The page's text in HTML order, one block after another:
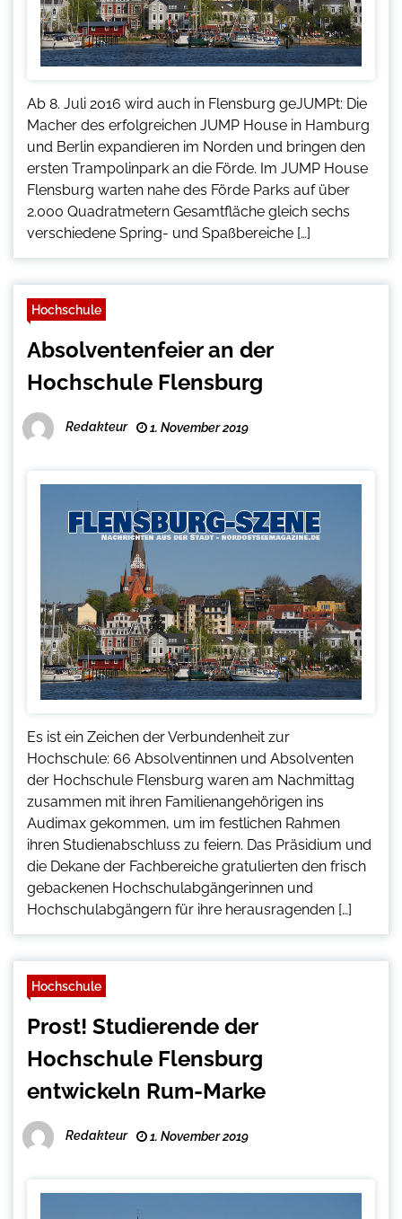
Ab 8. Juli 2016 wird auch in Flensburg geJUMPt: Die
Macher des erfolgreichen JUMP House in Hamburg
und Berlin expandieren im Norden und bringen den
ersten Trampolinpark an die Förde. Im JUMP House
Flensburg warten nahe des Förde Parks auf über
2.000 Quadratmetern Gesamtfläche gleich sechs
verschiedene Spring- und Spaßbereiche […]
Hochschule
Absolventenfeier an der
Hochschule Flensburg
Redakteur 1. November 2019
Es ist ein Zeichen der Verbundenheit zur
Hochschule: 66 Absolventinnen und Absolventen
der Hochschule Flensburg waren am Nachmittag
zusammen mit ihren Familienangehörigen ins
Audimax gekommen, um im festlichen Rahmen
ihren Studienabschluss zu feiern. Das Präsidium und
die Dekane der Fachbereiche gratulierten den frisch
gebackenen Hochschulabgängerinnen und
Hochschulabgängern für ihre herausragenden […]
Hochschule
Prost! Studierende der
Hochschule Flensburg
entwickeln Rum-Marke
Redakteur 1. November 2019